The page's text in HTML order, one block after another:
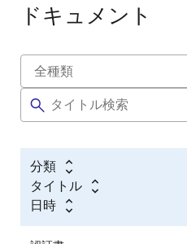
ドキュメント
分類
タイトル
日時